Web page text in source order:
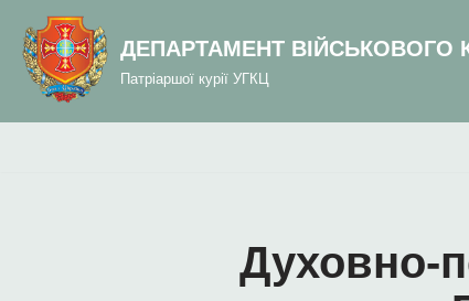
вмісту
Перейти
вмісту
ДЕПАРТАМЕНТ ВІЙСЬКОВОГО
Патріаршої курії УГКЦ
Духовно-